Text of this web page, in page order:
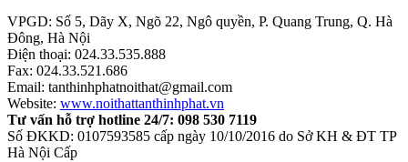
VPGD: Số 5, Dãy X, Ngõ 22, Ngô quyền, P. Quang Trung, Q. Hà
Đông, Hà Nội
Điện thoại: 024.33.535.888
Fax: 024.33.521.686
Email: tanthinhphatnoithat@gmail.com
Website: www.noithattanthinhphat.vn
Tư vấn hỗ trợ hotline 24/7: 098 530 7119
Số ĐKKD: 0107593585 cấp ngày 10/10/2016 do Sở KH & ĐT TP
Hà Nội Cấp